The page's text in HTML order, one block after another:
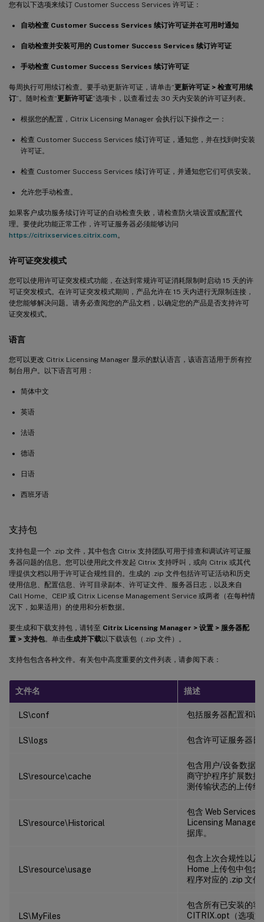
您有以下选项来续订 Customer Success Services 许可证：
自动检查 Customer Success Services 续订许可证并在可用时通知
自动检查并安装可用的 Customer Success Services 续订许可证
手动检查 Customer Success Services 续订许可证
每周执行可用续订检查。要手动更新许可证，请单击“更新许可证 > 检查可用续
订”。随时检查“更新许可证”选项卡，以查看过去 30 天内安装的许可证列表。
根据您的配置，Citrix Licensing Manager 会执行以下操作之一：
检查 Customer Success Services 续订许可证，通知您，并在找到时安装
许可证。
检查 Customer Success Services 续订许可证，并通知您它们可供安装。
允许您手动检查。
如果客户成功服务续订许可证的自动检查失败，请检查防火墙设置或配置代
理。要使此功能正常工作，许可证服务器必须能够访问
https://citrixservices.citrix.com。
许可证突发模式
您可以使用许可证突发模式功能，在达到常规许可证消耗限制时启动 15 天的许
可证突发模式。在许可证突发模式期间，产品允许在 15 天内进行无限制连接，
使您能够解决问题。请务必查阅您的产品文档，以确定您的产品是否支持许可
证突发模式。
语言
您可以更改 Citrix Licensing Manager 显示的默认语言，该语言适用于所有控
制台用户。以下语言可用：
简体中文
英语
法语
德语
日语
西班牙语
支持包
支持包是一个 .zip 文件，其中包含 Citrix 支持团队可用于排查和调试许可证服
务器问题的信息。您可以使用此文件发起 Citrix 支持呼叫，或向 Citrix 或其代
理提供文档以用于许可证合规性目的。生成的 .zip 文件包括许可证活动和历史
使用信息、配置信息、许可目录副本、许可证文件、服务器日志，以及来自
Call Home、CEIP 或 Citrix License Management Service 或两者（在每种情
况下，如果适用）的使用和分析数据。
要生成和下载支持包，请转至 Citrix Licensing Manager > 设置 > 服务器配
置 > 支持包。单击生成并下载以下载该包（.zip 文件）。
支持包包含各种文件。有关包中高度重要的文件列表，请参阅下表：
文件名 描述
LS\conf 包括服务器配置和证
LS\logs 包含许可证服务器日
LS\resource\cache
包含用户/设备数据
商守护程序扩展数据
测传输状态的上传结
LS\resource\Historical
包含 Web Services
Licensing Manager
据库。
LS\resource\usage
包含上次合规性以
Home 上传包中包
程序对应的 .zip 文件
LS\MyFiles
包含所有已安装的客
CITRIX.opt（选项文